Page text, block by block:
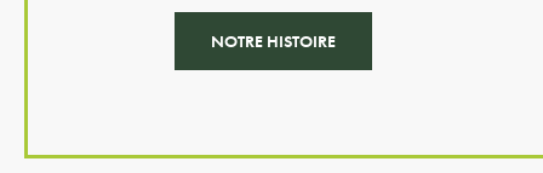
NOTRE HISTOIRE